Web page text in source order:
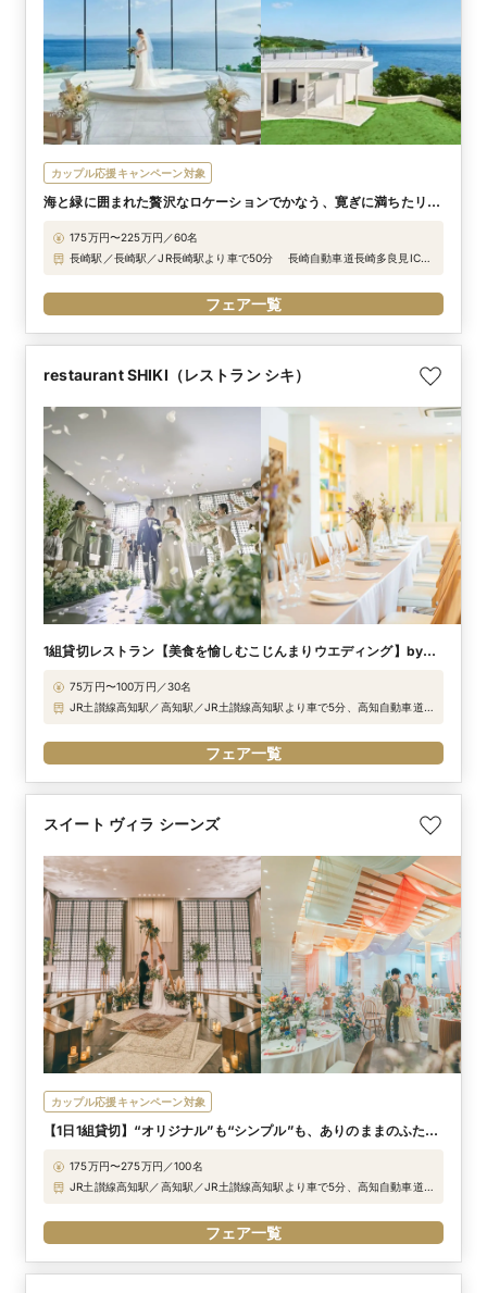
カップル応援キャンペーン対象
海と緑に囲まれた贅沢なロケーションでかなう、寛ぎに満ちたリ
175万円〜225万円／60名
長崎駅／長崎駅／JR長崎駅より車で50分 長崎自動車道長崎多良見ICよ
フェア一覧
restaurant SHIKI（レストラン シキ）
1組貸切レストラン【美食を愉しむこじんまりウエディング】by
75万円〜100万円／30名
JR土讃線高知駅／高知駅／JR土讃線高知駅より車で5分、高知自動車道高
フェア一覧
スイート ヴィラ シーンズ
カップル応援キャンペーン対象
【1日1組貸切】“オリジナル”も“シンプル”も、ありのままのふたり
175万円〜275万円／100名
JR土讃線高知駅／高知駅／JR土讃線高知駅より車で5分、高知自動車道高
フェア一覧